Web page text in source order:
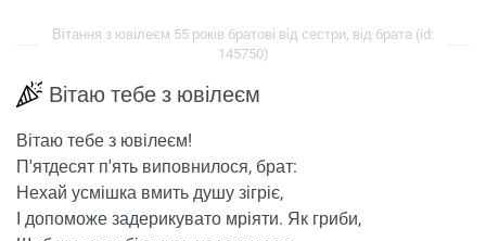
Вітання з ювілеєм 55 років братові від сестри, від брата (id:
145750)
Вітаю тебе з ювілеєм
Вітаю тебе з ювілеєм!
П'ятдесят п'ять виповнилося, брат:
Нехай усмішка вмить душу зігріє,
І допоможе задерикувато мріяти. Як гриби,